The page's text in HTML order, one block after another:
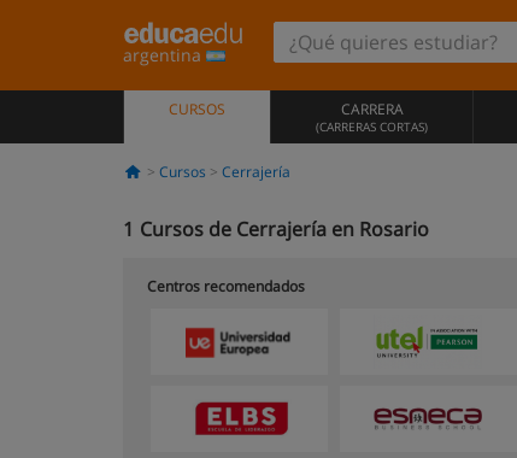
argentina
CURSOS CARRERA
(CARRERAS CORTAS)
Cursos Cerrajería
1 Cursos de Cerrajería en Rosario
Centros recomendados